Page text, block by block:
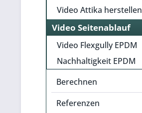
Video Attika herstellen
Video Seitenablauf
Video Flexgully EPDM
Nachhaltigkeit EPDM
Berechnen
Referenzen